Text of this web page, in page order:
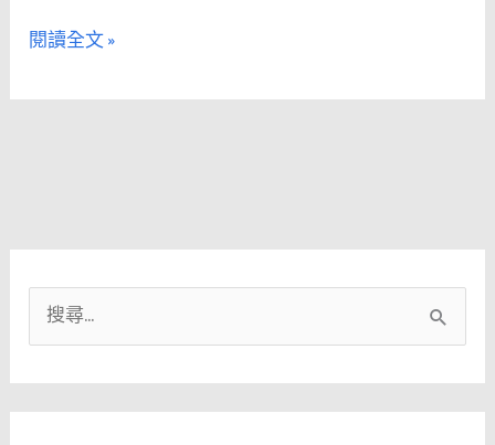
閱讀全文 »
尋
關